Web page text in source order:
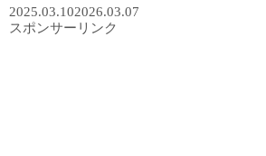
2025.03.102026.03.07
スポンサーリンク